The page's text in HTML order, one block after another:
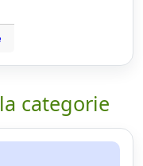
categorie